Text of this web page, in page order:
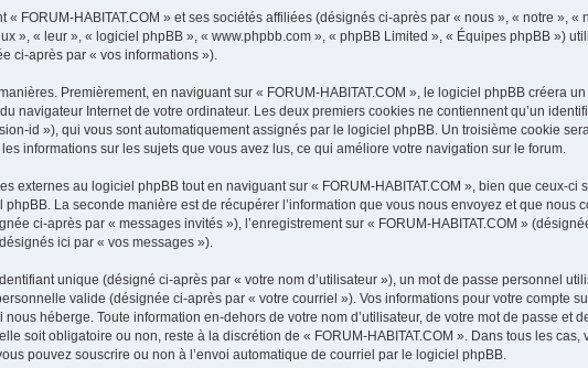
FORUM-HABITAT.COM » et ses sociétés affiliées (désignés ci-après par « nous », « notre », «
», « leur », « logiciel phpBB », « www.phpbb.com », « phpBB Limited », « Équipes phpBB »)
ci-après par « vos informations »).
Premièrement, en naviguant sur « FORUM-HABITAT.COM », le logiciel phpBB créera
navigateur Internet de votre ordinateur. Les deux premiers cookies ne contiennent qu’un
id »), qui vous sont automatiquement assignés par le logiciel phpBB. Un troisième cookie
les informations sur les sujets que vous avez lus, ce qui améliore votre navigation sur le forum.
externes au logiciel phpBB tout en naviguant sur « FORUM-HABITAT.COM », bien que ceux-
La seconde manière est de récupérer l’information que vous nous envoyez et que nous
ci-après par « messages invités »), l’enregistrement sur « FORUM-HABITAT.COM »
ici par « vos messages »).
unique (désigné ci-après par « votre nom d’utilisateur »), un mot de passe personnel
valide (désignée ci-après par « votre courriel »). Vos informations pour votre compte
héberge. Toute information en-dehors de votre nom d’utilisateur, de votre mot de passe et
soit obligatoire ou non, reste à la discrétion de « FORUM-HABITAT.COM ». Dans tous les
pouvez souscrire ou non à l’envoi automatique de courriel par le logiciel phpBB.